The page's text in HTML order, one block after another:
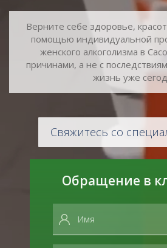
Верните себе здоровье,
помощью индивидуальной
женского алкоголизма в
причинами, а не с
жизнь уже
Свяжитесь со
Обращение в